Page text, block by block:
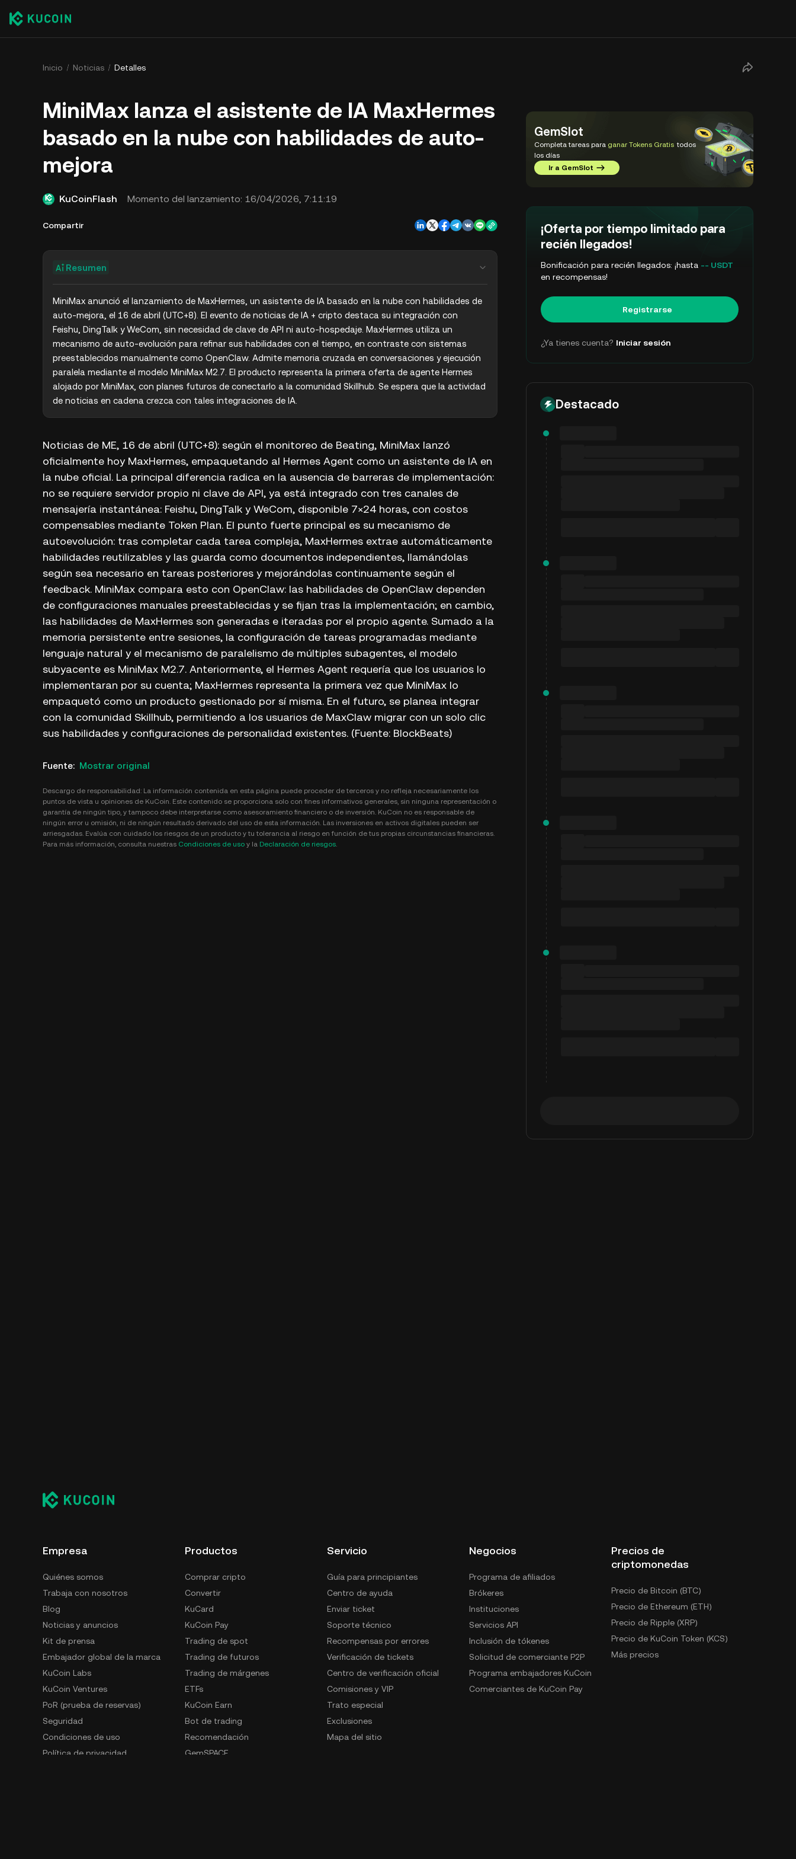
Inicio Noticias Detalles
MiniMax lanza el asistente de IA MaxHermes
basado en la nube con habilidades de auto-
mejora
KuCoinFlash Momento del lanzamiento: 16/04/2026, 7:11:19
Compartir
Resumen
MiniMax anunció el lanzamiento de MaxHermes, un asistente de IA basado en la nube con habilidades de
auto-mejora, el 16 de abril (UTC+8). El evento de noticias de IA + cripto destaca su integración con
Feishu, DingTalk y WeCom, sin necesidad de clave de API ni auto-hospedaje. MaxHermes utiliza un
mecanismo de auto-evolución para refinar sus habilidades con el tiempo, en contraste con sistemas
preestablecidos manualmente como OpenClaw. Admite memoria cruzada en conversaciones y ejecución
paralela mediante el modelo MiniMax M2.7. El producto representa la primera oferta de agente Hermes
alojado por MiniMax, con planes futuros de conectarlo a la comunidad Skillhub. Se espera que la actividad
de noticias en cadena crezca con tales integraciones de IA.
Noticias de ME, 16 de abril (UTC+8): según el monitoreo de Beating, MiniMax lanzó
oficialmente hoy MaxHermes, empaquetando al Hermes Agent como un asistente de IA en
la nube oficial. La principal diferencia radica en la ausencia de barreras de implementación:
no se requiere servidor propio ni clave de API, ya está integrado con tres canales de
mensajería instantánea: Feishu, DingTalk y WeCom, disponible 7×24 horas, con costos
compensables mediante Token Plan. El punto fuerte principal es su mecanismo de
autoevolución: tras completar cada tarea compleja, MaxHermes extrae automáticamente
habilidades reutilizables y las guarda como documentos independientes, llamándolas
según sea necesario en tareas posteriores y mejorándolas continuamente según el
feedback. MiniMax compara esto con OpenClaw: las habilidades de OpenClaw dependen
de configuraciones manuales preestablecidas y se fijan tras la implementación; en cambio,
las habilidades de MaxHermes son generadas e iteradas por el propio agente. Sumado a la
memoria persistente entre sesiones, la configuración de tareas programadas mediante
lenguaje natural y el mecanismo de paralelismo de múltiples subagentes, el modelo
subyacente es MiniMax M2.7. Anteriormente, el Hermes Agent requería que los usuarios lo
implementaran por su cuenta; MaxHermes representa la primera vez que MiniMax lo
empaquetó como un producto gestionado por sí misma. En el futuro, se planea integrar
con la comunidad Skillhub, permitiendo a los usuarios de MaxClaw migrar con un solo clic
sus habilidades y configuraciones de personalidad existentes. (Fuente: BlockBeats)
Fuente: Mostrar original
Descargo de responsabilidad: La información contenida en esta página puede proceder de terceros y no refleja necesariamente los
puntos de vista u opiniones de KuCoin. Este contenido se proporciona solo con fines informativos generales, sin ninguna representación o
garantía de ningún tipo, y tampoco debe interpretarse como asesoramiento financiero o de inversión. KuCoin no es responsable de
ningún error u omisión, ni de ningún resultado derivado del uso de esta información. Las inversiones en activos digitales pueden ser
arriesgadas. Evalúa con cuidado los riesgos de un producto y tu tolerancia al riesgo en función de tus propias circunstancias financieras.
Para más información, consulta nuestras Condiciones de uso y la Declaración de riesgos.
GemSlot
Completa tareas para ganar Tokens Gratis todos
los días
Ir a GemSlot
¡Oferta por tiempo limitado para
recién llegados!
Bonificación para recién llegados: ¡hasta -- USDT
en recompensas!
Registrarse
¿Ya tienes cuenta? Iniciar sesión
Destacado
Empresa
Quiénes somos
Trabaja con nosotros
Blog
Noticias y anuncios
Kit de prensa
Embajador global de la marca
KuCoin Labs
KuCoin Ventures
PoR (prueba de reservas)
Seguridad
Condiciones de uso
Política de privacidad
Productos
Comprar cripto
Convertir
KuCard
KuCoin Pay
Trading de spot
Trading de futuros
Trading de márgenes
ETFs
KuCoin Earn
Bot de trading
Recomendación
GemSPACE
Servicio
Guía para principiantes
Centro de ayuda
Enviar ticket
Soporte técnico
Recompensas por errores
Verificación de tickets
Centro de verificación oficial
Comisiones y VIP
Trato especial
Exclusiones
Mapa del sitio
Negocios
Programa de afiliados
Brókeres
Instituciones
Servicios API
Inclusión de tókenes
Solicitud de comerciante P2P
Programa embajadores KuCoin
Comerciantes de KuCoin Pay
Precios de
criptomonedas
Precio de Bitcoin (BTC)
Precio de Ethereum (ETH)
Precio de Ripple (XRP)
Precio de KuCoin Token (KCS)
Más precios